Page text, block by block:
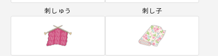
刺しゅう 刺し子